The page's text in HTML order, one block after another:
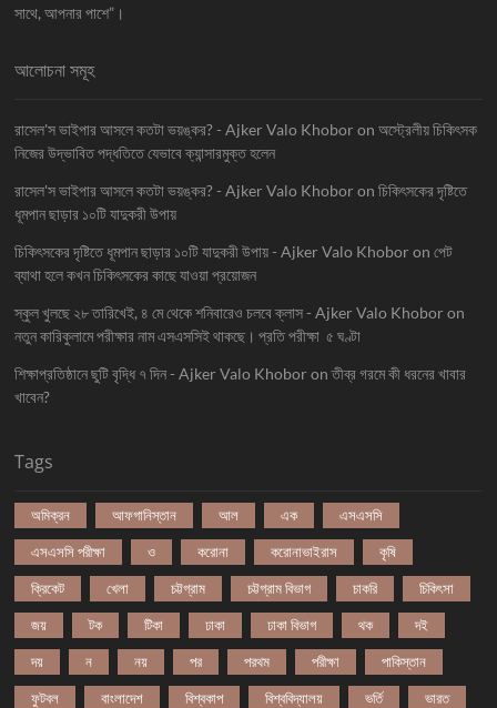
সাথে, আপনার পাশে”।
আলোচনা সমূহ
রাসেল'স ভাইপার আসলে কতটা ভয়ঙ্কর? - Ajker Valo Khobor onঅস্ট্রেলীয় চিকিৎসক
নিজের উদ্ভাবিত পদ্ধতিতে যেভাবে ক্যান্সারমুক্ত হলেন
রাসেল'স ভাইপার আসলে কতটা ভয়ঙ্কর? - Ajker Valo Khobor onচিকিৎসকের দৃষ্টিতে
ধূমপান ছাড়ার ১০টি যাদুকরী উপায়
চিকিৎসকের দৃষ্টিতে ধূমপান ছাড়ার ১০টি যাদুকরী উপায় - Ajker Valo Khobor onপেট
ব্যাথা হলে কখন চিকিৎসকের কাছে যাওয়া প্রয়োজন
স্কুল খুলছে ২৮ তারিখেই, ৪ মে থেকে শনিবারেও চলবে ক্লাস - Ajker Valo Khobor on
নতুন কারিকুলামে পরীক্ষার নাম এসএসসিই থাকছে। প্রতি পরীক্ষা ৫ ঘণ্টা
শিক্ষাপ্রতিষ্ঠানে ছুটি বৃদ্ধি ৭ দিন - Ajker Valo Khobor onতীব্র গরমে কী ধরনের খাবার
খাবেন?
Tags
অমিক্রন আফগানিস্তান আল এক এসএসসি
এসএসসি পরীক্ষা ও করোনা করোনাভাইরাস কৃষি
ক্রিকেট খেলা চট্টগ্রাম চট্টগ্রাম বিভাগ চাকরি চিকিৎসা
জয় টক টিকা ঢাকা ঢাকা বিভাগ থক দই
দয় ন নয় পর পরথম পরীক্ষা পাকিস্তান
ফুটবল বাংলাদেশ বিশ্বকাপ বিশ্ববিদ্যালয় ভর্তি ভারত